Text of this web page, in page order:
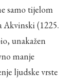
samo tijelom
Akvinski (1225.
unakažen
manje
ljudske vrste